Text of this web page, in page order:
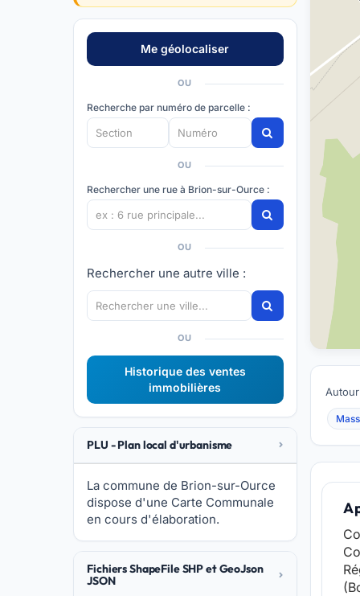
OU
Recherche par numéro de parcelle :
OU
Rechercher une rue à Brion-sur-Ource :
OU
Rechercher une autre ville :
OU
Historique des ventes
immobilières
PLU - Plan local d'urbanisme
La commune de Brion-sur-Ource
dispose d'une Carte Communale
en cours d'élaboration.
Fichiers ShapeFile SHP et GeoJson
JSON
A